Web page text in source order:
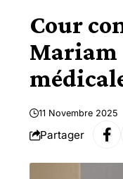
Cour
Mariam
11 Novembre 2025
Partager